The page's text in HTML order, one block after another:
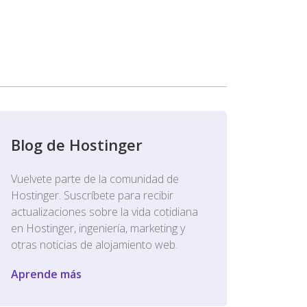
Blog de Hostinger
Vuelvete parte de la comunidad de
Hostinger. Suscríbete para recibir
actualizaciones sobre la vida cotidiana
en Hostinger, ingeniería, marketing y
otras noticias de alojamiento web.
Aprende más